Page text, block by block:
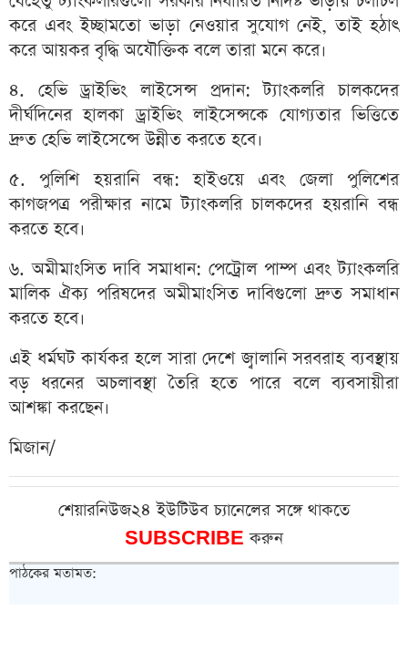
করে এবং ইচ্ছামতো ভাড়া নেওয়ার সুযোগ নেই, তাই হঠাৎ
করে আয়কর বৃদ্ধি অযৌক্তিক বলে তারা মনে করে।
৪. হেভি ড্রাইভিং লাইসেন্স প্রদান: ট্যাংকলরি চালকদের
দীর্ঘদিনের হালকা ড্রাইভিং লাইসেন্সকে যোগ্যতার ভিত্তিতে
দ্রুত হেভি লাইসেন্সে উন্নীত করতে হবে।
৫. পুলিশি হয়রানি বন্ধ: হাইওয়ে এবং জেলা পুলিশের
কাগজপত্র পরীক্ষার নামে ট্যাংকলরি চালকদের হয়রানি বন্ধ
করতে হবে।
৬. অমীমাংসিত দাবি সমাধান: পেট্রোল পাম্প এবং ট্যাংকলরি
মালিক ঐক্য পরিষদের অমীমাংসিত দাবিগুলো দ্রুত সমাধান
করতে হবে।
এই ধর্মঘট কার্যকর হলে সারা দেশে জ্বালানি সরবরাহ ব্যবস্থায়
বড় ধরনের অচলাবস্থা তৈরি হতে পারে বলে ব্যবসায়ীরা
আশঙ্কা করছেন।
মিজান/
শেয়ারনিউজ২৪ ইউটিউব চ্যানেলের সঙ্গে থাকতে
SUBSCRIBEকরুন
পাঠকের মতামত: